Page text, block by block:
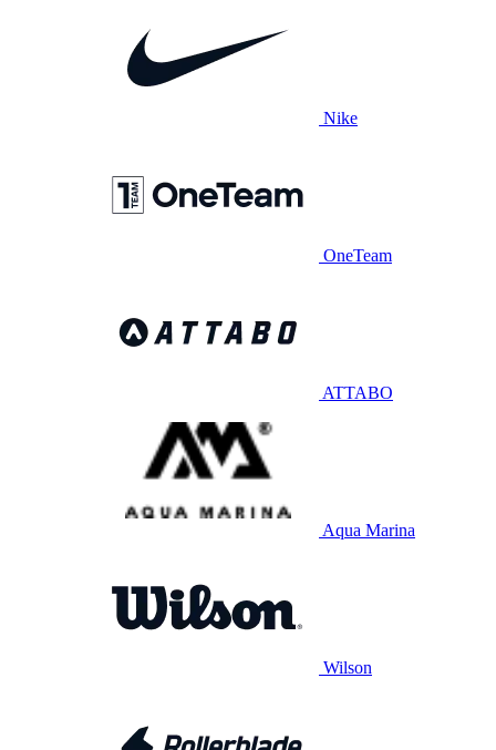
Nike
OneTeam
ATTABO
Aqua Marina
Wilson